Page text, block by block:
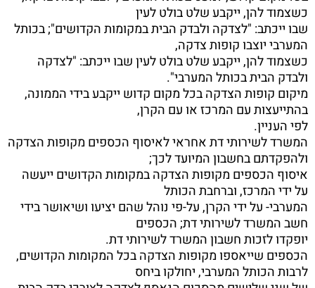
כשצמוד להן, ייקבע שלט בולט לעין
שבו ייכתב: "לצדקה ולבדק הבית במקומות הקדושים"; בכותל
המערבי יוצבו קופות צדקה,
כשצמוד להן, ייקבע שלט בולט לעין שבו ייכתב: "לצדקה
ולבדק הבית בכותל המערבי".
מיקום קופות הצדקה בכל מקום קדוש ייקבע בידי הממונה,
בהתייעצות עם המרכז או עם הקרן,
לפי העניין.
המשרד לשירותי דת אחראי לאיסוף הכספים מקופות הצדקה
ולהפקדתם בחשבון המיועד לכך;
איסוף הכספים מקופות הצדקה במקומות הקדושים ייעשה
על ידי המרכז, וברחבת הכותל
המערבי- על ידי הקרן, על-פי נוהל שהם יציעו ושיאושר בידי
חשב המשרד לשירותי דת; הכספים
יופקדו לזכות חשבון המשרד לשירותי דת.
הכספים שייאספו מקופות הצדקה בכל המקומות הקדושים,
לרבות הכותל המערבי, יחולקו ביחס